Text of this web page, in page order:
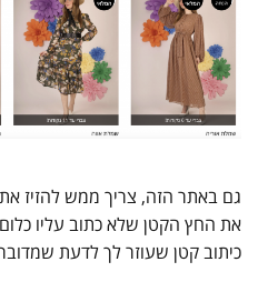
גם באתר הזה, צריך ממש להזיז
את החץ הקטן שלא כתוב עליו
כיתוב קטן שעוזר לך לדעת